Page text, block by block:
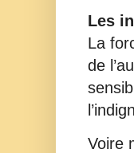
Les
La
de
Voire